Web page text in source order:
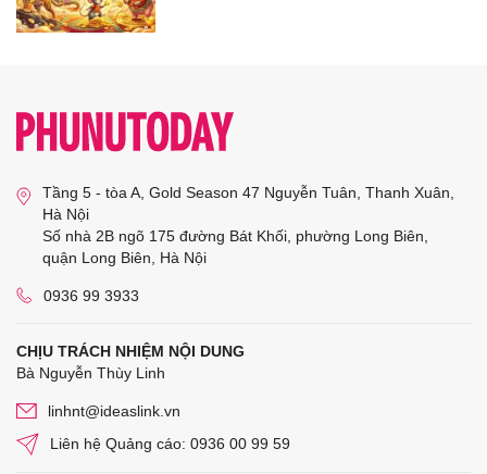
Tầng 5 - tòa A, Gold Season 47 Nguyễn Tuân, Thanh Xuân,
Hà Nội
Số nhà 2B ngõ 175 đường Bát Khối, phường Long Biên,
quận Long Biên, Hà Nội
0936 99 3933
CHỊU TRÁCH NHIỆM NỘI DUNG
Bà Nguyễn Thùy Linh
linhnt@ideaslink.vn
Liên hệ Quảng cáo: 0936 00 99 59